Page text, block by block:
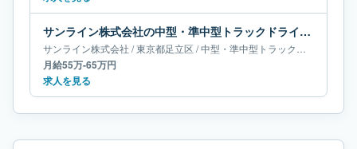
サンライン株式会社の中型・準中型トラックドライバー求人｜東京都足立区｜月給55万-65万円
サンライン株式会社 /東京都足立区 /中型・準中型トラックドライバー
月給55万-65万円
求人を見る